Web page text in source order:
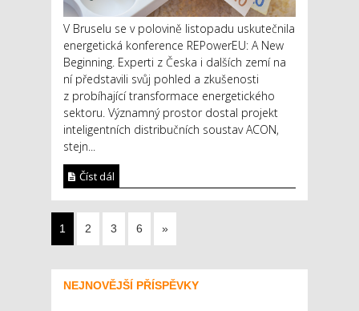
V Bruselu se v polovině listopadu uskutečnila
energetická konference REPowerEU: A New
Beginning. Experti z Česka i dalších zemí na
ní představili svůj pohled a zkušenosti
z probíhající transformace energetického
sektoru. Významný prostor dostal projekt
inteligentních distribučních soustav ACON,
stejn...
Číst dál
1 2 3 6 »
NEJNOVĚJŠÍ PŘÍSPĚVKY